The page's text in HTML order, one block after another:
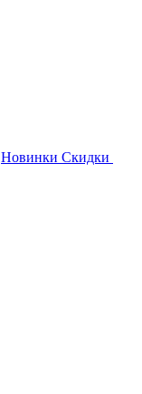
Новинки Скидки